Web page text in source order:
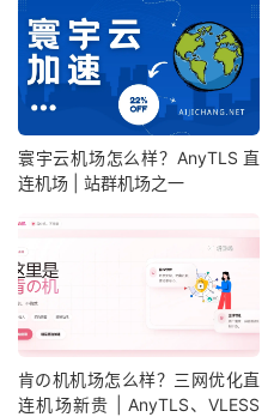
寰宇云机场怎么样？AnyTLS 直
连机场 | 站群机场之一
肯の机机场怎么样？三网优化直
连机场新贵 | AnyTLS、VLESS